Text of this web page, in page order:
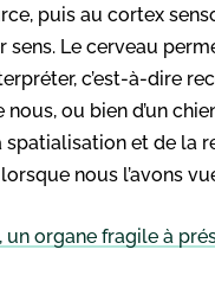
puis au cortex
Le cerveau
c’est-à-dire
ou bien d’un
et de la
nous l’avons
un organe fragile à